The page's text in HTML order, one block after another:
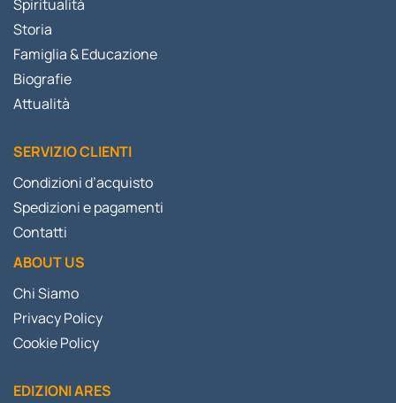
Spiritualità
Storia
Famiglia & Educazione
Biografie
Attualità
SERVIZIO CLIENTI
Condizioni d’acquisto
Spedizioni e pagamenti
Contatti
ABOUT US
Chi Siamo
Privacy Policy
Cookie Policy
EDIZIONI ARES